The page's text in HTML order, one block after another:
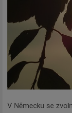
V Německu se